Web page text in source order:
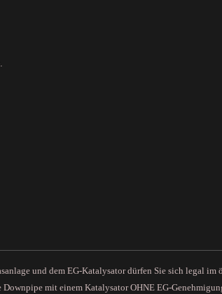
und dem EG-Katalysator dürfen Sie sich legal
mit einem Katalysator OHNE EG-